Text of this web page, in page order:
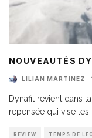
NOUVEAUTÉS
LILIAN MARTINEZ ·
Dynafit revient dans
repensée qui vise
REVIEW TEMPS DE